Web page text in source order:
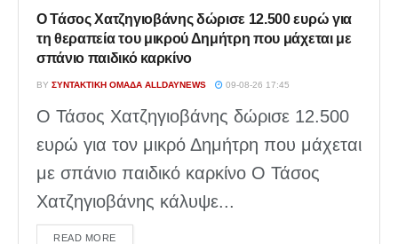
Ο Τάσος Χατζηγιοβάνης δώρισε 12.500 ευρώ για
τη θεραπεία του μικρού Δημήτρη που μάχεται με
σπάνιο παιδικό καρκίνο
BY ΣΥΝΤΑΚΤΙΚΉ ΟΜΆΔΑ ALLDAYNEWS 09-08-26 17:45
Ο Τάσος Χατζηγιοβάνης δώρισε 12.500
ευρώ για τον μικρό Δημήτρη που μάχεται
με σπάνιο παιδικό καρκίνο Ο Τάσος
Χατζηγιοβάνης κάλυψε...
READ MOREDETAILS